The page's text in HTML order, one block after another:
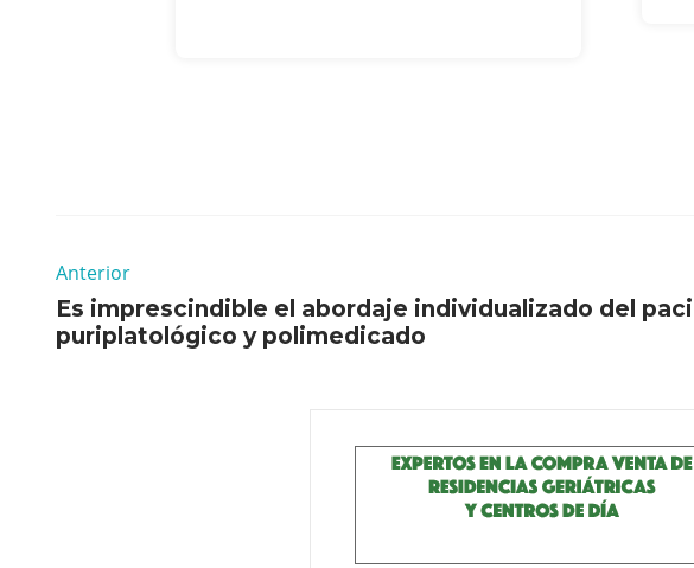
Anterior
Es imprescindible el abordaje individualizado del
puriplatológico y polimedicado